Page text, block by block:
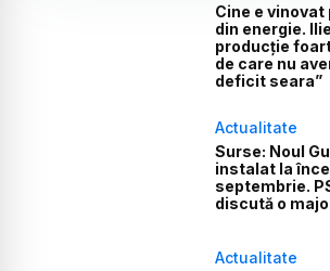
Cine e
din energie.
producție
de care nu
deficit seara”
Actualitate
Surse: Noul
instalat la
septembrie.
discută o
Actualitate